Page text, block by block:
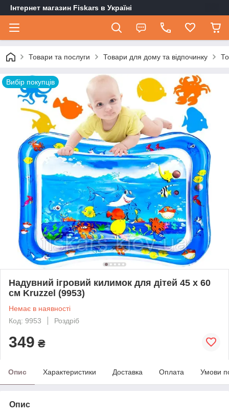
Інтернет магазин Fiskars в Україні
Товари та послуги Товари для дому та відпочинку
Вибір покупців
Надувний ігровий килимок для дітей 45 х 60
см Kruzzel (9953)
Немає в наявності
Код: 9953
Роздріб
349 ₴
Опис Характеристики Доставка Оплата Умови
Опис